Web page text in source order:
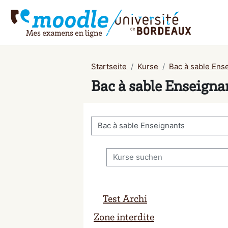
Startseite Kurse Bac à sable
Bac à sable
Kursbereiche
Kurse suchen
Test Archi
Zone interdite